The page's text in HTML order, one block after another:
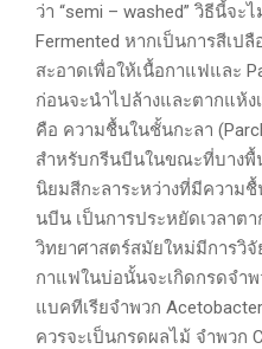
ว่า “semi – washed” วิธีนี้จ
Fermented หากเป็นการสีเ
สะอาดเพื่อให้เนื้อกาแฟและ
ก่อนจะนำไปล้างและตากแห้
คือ ความชื้นในชั้นกะลา
สำหรับกรีนบีนในขณะที่บางพื้
นิยมสีกะลาระหว่างที่มีความ
นบีน เป็นการประหยัดเวลาต
วิทยาศาสตร์สมัยใหม่มีการวิ
กาแฟในบ่อนั้นจะเกิดกรดจำ
แบคทีเรียจำพวก
ควรจะเป็นกรดผลไม้ จำพวก